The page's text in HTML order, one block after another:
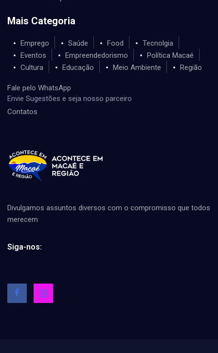
Mais Categoria
Emprego Saúde Food
Tecnolgia
Eventos
Empreendedorismo
Política Macaé
Cultura
Educação Meio Ambiente Região
Fale pelo WhatsApp
Envie Sugestões e seja nosso parceiro
Contatos
Divulgamos assuntos diversos com o compromisso que todos
merecem
Siga-nos: